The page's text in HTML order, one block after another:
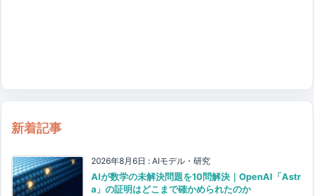
新着記事
2026年8月6日 : AIモデル・研究
AIが数学の未解決問題を10問解決｜OpenAI「Astr
a」の証明はどこまで確かめられたのか